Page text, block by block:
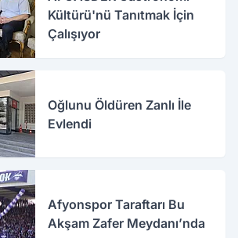
Kültürü'nü Tanıtmak İçin
Çalışıyor
Oğlunu Öldüren Zanlı İle
Evlendi
Afyonspor Taraftarı Bu
Akşam Zafer Meydanı’nda